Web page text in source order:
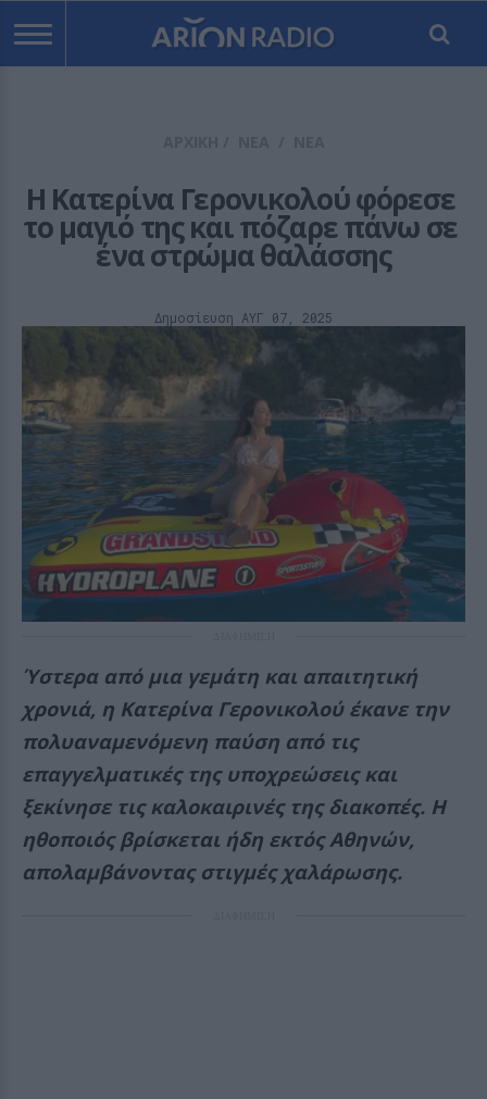
Η Κατερίνα Γερονικολού φόρεσε
το μαγιό της και πόζαρε πάνω σε
ένα στρώμα θαλάσσης
Δημοσίευση ΑΥΓ 07, 2025
Ύστερα από μια γεμάτη και απαιτητική
χρονιά, η Κατερίνα Γερονικολού έκανε την
πολυαναμενόμενη παύση από τις
επαγγελματικές της υποχρεώσεις και
ξεκίνησε τις καλοκαιρινές της διακοπές. Η
ηθοποιός βρίσκεται ήδη εκτός Αθηνών,
απολαμβάνοντας στιγμές χαλάρωσης.